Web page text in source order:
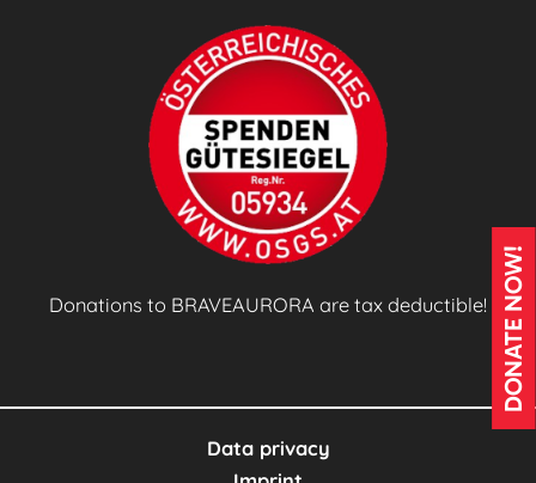
DONATE NOW!
Donations to BRAVEAURORA are tax deductible!
Data privacy